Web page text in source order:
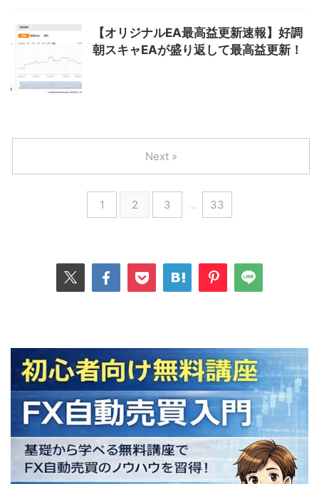
【オリジナルEA最高益更新速報】好調
朝スキャEAが盛り返して最高益更新！
1 2 3 … 33
Next »